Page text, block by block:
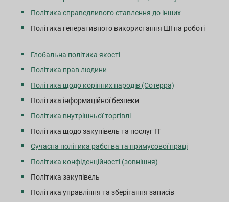
Політика справедливого ставлення до інших
Політика генеративного використання ШІ на роботі
Глобальна політика якості
Політика прав людини
Політика щодо корінних народів (Сотерра)
Політика інформаційної безпеки
Політика внутрішньої торгівлі
Політика щодо закупівель та послуг ІТ
Сучасна політика рабства та примусової праці
Політика конфіденційності (зовнішня)
Політика закупівель
Політика управління та зберігання записів